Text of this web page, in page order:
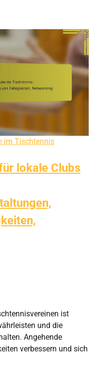
im Tischtennis
lokale Clubs
ist
und die
Angehende
verbessern und sich